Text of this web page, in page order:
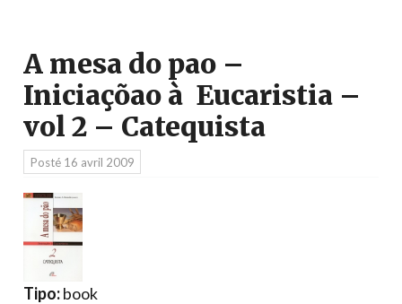
A mesa do pao –
Iniciaçõao à Eucaristia –
vol 2 – Catequista
Posté 16 avril 2009
Tipo:book